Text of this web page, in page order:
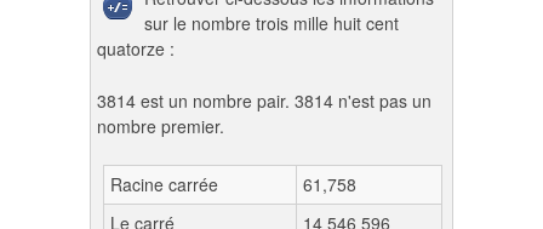
sur le nombre trois mille huit cent
quatorze :
3814 est un nombre pair. 3814 n'est pas un
nombre premier.
Racine carrée
61,758
Le carré
14 546 596